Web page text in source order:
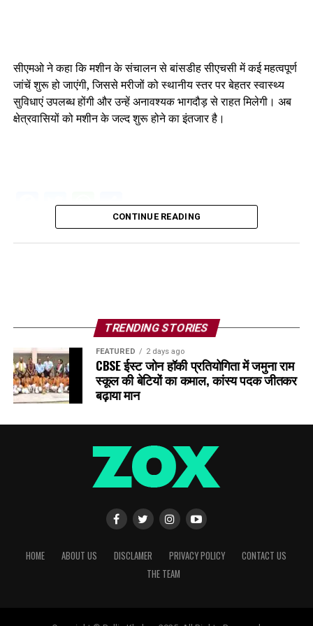
सीएमओ ने कहा कि मशीन के संचालन से बांसडीह सीएचसी में कई महत्वपूर्ण
जांचें शुरू हो जाएंगी, जिससे मरीजों को स्थानीय स्तर पर बेहतर स्वास्थ्य
सुविधाएं उपलब्ध होंगी और उन्हें अनावश्यक भागदौड़ से राहत मिलेगी। अब
क्षेत्रवासियों को मशीन के जल्द शुरू होने का इंतजार है।
Facebook
Twitter
WhatsApp
Share
CONTINUE READING
TRENDING STORIES
FEATURED 2 days ago
CBSE ईस्ट जोन हॉकी प्रतियोगिता में जमुना राम
स्कूल की बेटियों का कमाल, कांस्य पदक जीतकर
बढ़ाया मान
HOME ABOUT US DISCLAMER PRIVACY POLICY
CONTACT US
THE TEAM